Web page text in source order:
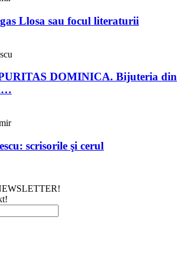
Llosa sau focul literaturii
DOMINICA. Bijuteria din
scrisorile şi cerul